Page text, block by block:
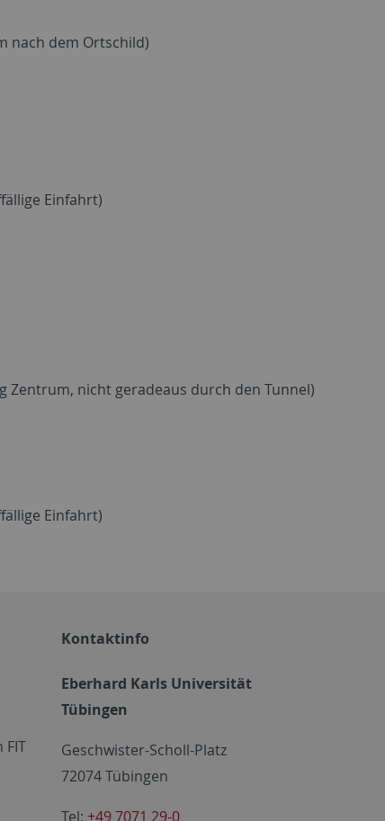
nach dem Ortschild)
Einfahrt)
Zentrum, nicht geradeaus durch den Tunnel)
Einfahrt)
Kontaktinfo
Eberhard Karls Universität
Tübingen
Geschwister-Scholl-Platz
72074 Tübingen
Tel: +49 7071 29-0